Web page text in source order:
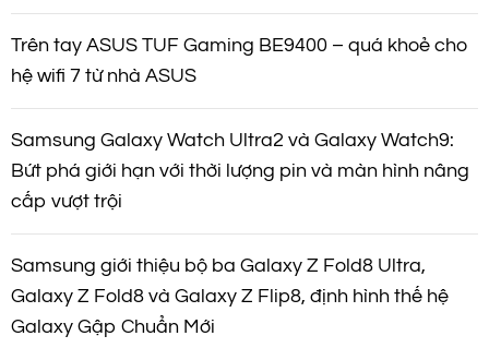
Trên tay ASUS TUF Gaming BE9400 – quá khoẻ cho
hệ wifi 7 từ nhà ASUS
Samsung Galaxy Watch Ultra2 và Galaxy Watch9:
Bứt phá giới hạn với thời lượng pin và màn hình nâng
cấp vượt trội
Samsung giới thiệu bộ ba Galaxy Z Fold8 Ultra,
Galaxy Z Fold8 và Galaxy Z Flip8, định hình thế hệ
Galaxy Gập Chuẩn Mới